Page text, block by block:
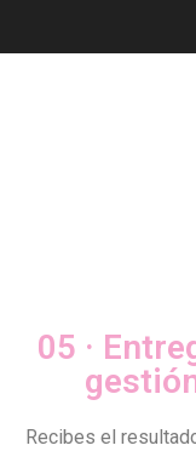
05 ·
Recibes el